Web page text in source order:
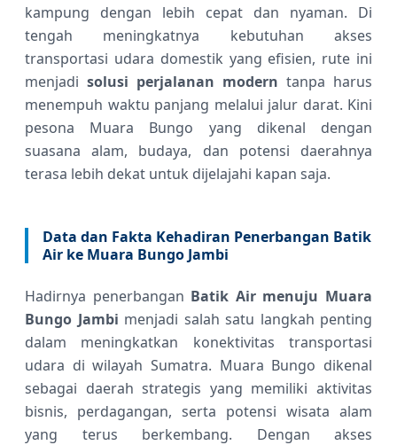
kampung dengan lebih cepat dan nyaman. Di
tengah meningkatnya kebutuhan akses
transportasi udara domestik yang efisien, rute ini
menjadi solusi perjalanan modern tanpa harus
menempuh waktu panjang melalui jalur darat. Kini
pesona Muara Bungo yang dikenal dengan
suasana alam, budaya, dan potensi daerahnya
terasa lebih dekat untuk dijelajahi kapan saja.
Data dan Fakta Kehadiran Penerbangan Batik
Air ke Muara Bungo Jambi
Hadirnya penerbangan Batik Air menuju Muara
Bungo Jambi menjadi salah satu langkah penting
dalam meningkatkan konektivitas transportasi
udara di wilayah Sumatra. Muara Bungo dikenal
sebagai daerah strategis yang memiliki aktivitas
bisnis, perdagangan, serta potensi wisata alam
yang terus berkembang. Dengan akses